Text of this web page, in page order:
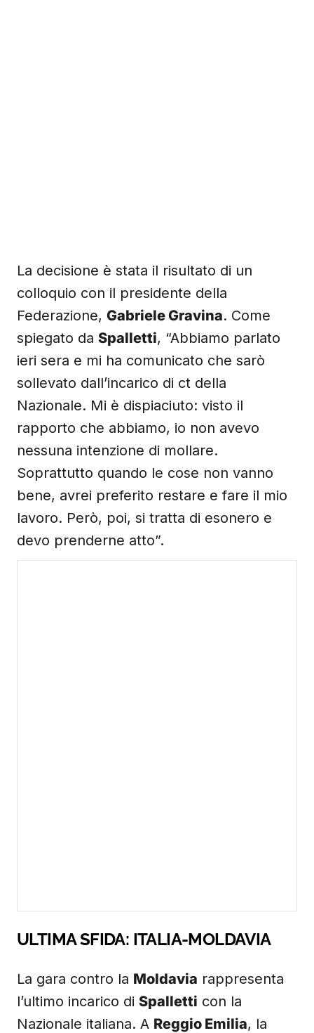
La decisione è stata il risultato di un
colloquio con il presidente della
Federazione, Gabriele Gravina. Come
spiegato da Spalletti, “Abbiamo parlato
ieri sera e mi ha comunicato che sarò
sollevato dall’incarico di ct della
Nazionale. Mi è dispiaciuto: visto il
rapporto che abbiamo, io non avevo
nessuna intenzione di mollare.
Soprattutto quando le cose non vanno
bene, avrei preferito restare e fare il mio
lavoro. Però, poi, si tratta di esonero e
devo prenderne atto”.
ULTIMA SFIDA: ITALIA-MOLDAVIA
La gara contro la Moldavia rappresenta
l’ultimo incarico di Spalletti con la
Nazionale italiana. A Reggio Emilia, la